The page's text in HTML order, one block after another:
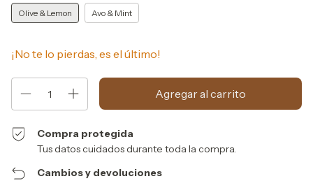
Olive & Lemon Avo & Mint
¡No te lo pierdas, es el último!
Compra protegida
Tus datos cuidados durante toda la compra.
Cambios y devoluciones